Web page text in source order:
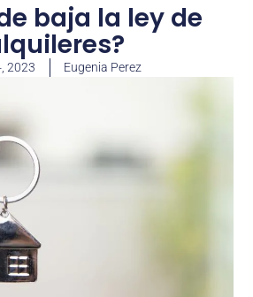
baja la ley de
2023 Eugenia Perez